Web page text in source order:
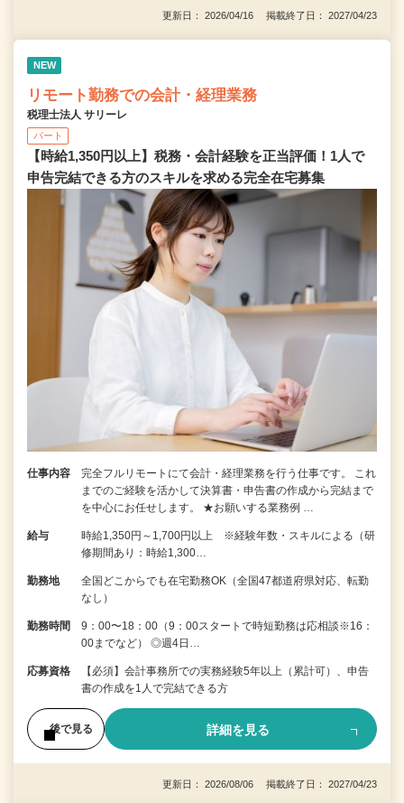
更新日： 2026/04/16 掲載終了日： 2027/04/23
NEW
リモート勤務での会計・経理業務
税理士法人 サリーレ
パート
【時給1,350円以上】税務・会計経験を正当評価！1⼈で
申告完結できる⽅のスキルを求める完全在宅募集
仕事内容
完全フルリモートにて会計・経理業務を行う仕事です。 これ
までのご経験を活かして決算書・申告書の作成から完結まで
を中⼼にお任せします。 ★お願いする業務例 …
給与
時給1,350円～1,700円以上 ※経験年数・スキルによる（研
修期間あり：時給1,300…
勤務地
全国どこからでも在宅勤務OK（全国47都道府県対応、転勤
なし）
勤務時間
9：00〜18：00（9：00スタートで時短勤務は応相談※16：
00までなど） ◎週4日…
応募資格
【必須】会計事務所での実務経験5年以上（累計可）、申告
書の作成を1人で完結できる方
後で見る 詳細を見る
更新日： 2026/08/06 掲載終了日： 2027/04/23